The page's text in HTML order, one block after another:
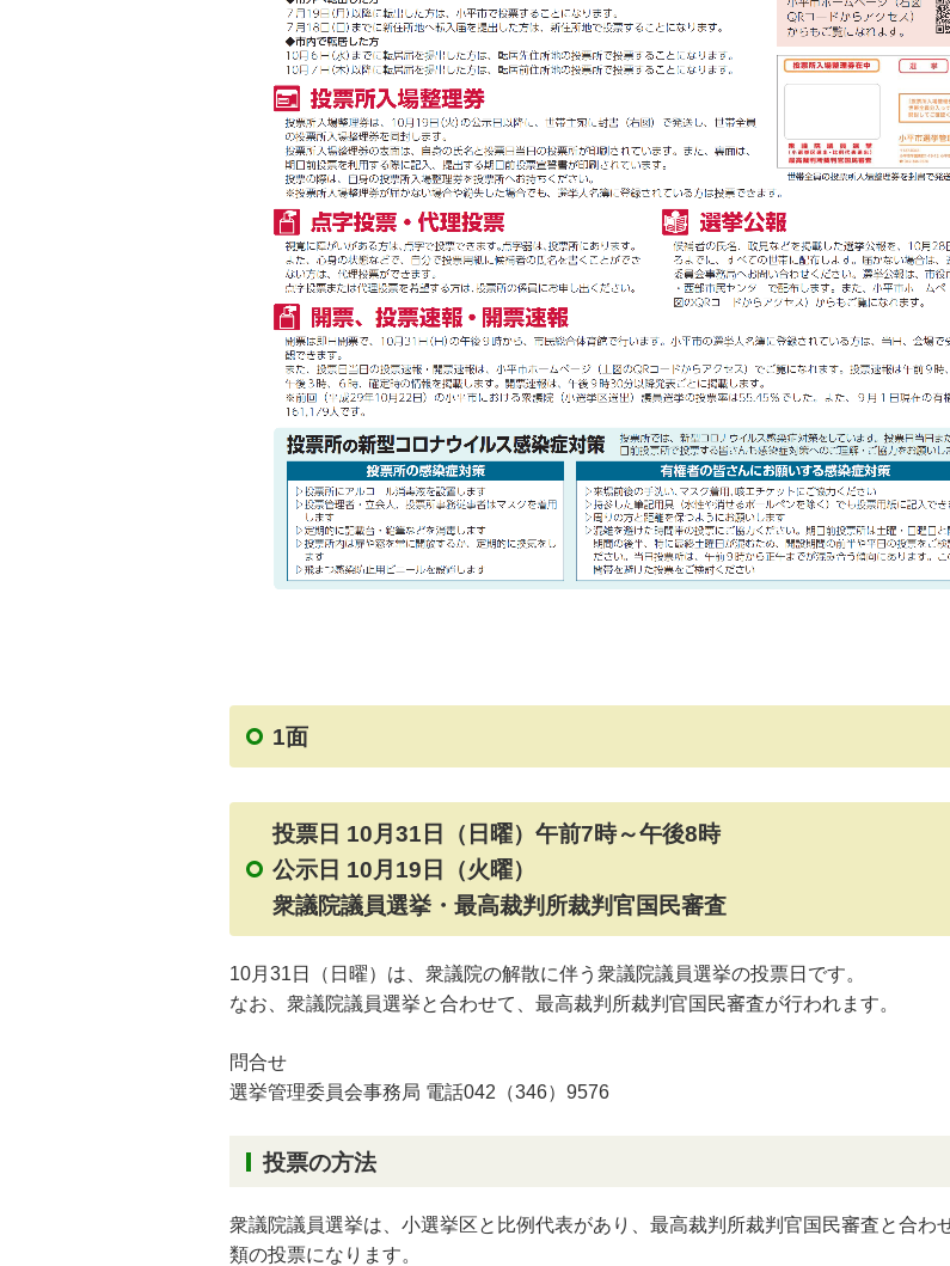
1面
投票日 10月31日（日曜）午前7時～午後8時
公示日 10月19日（火曜）
衆議院議員選挙・最高裁判所裁判官国民審査
10月31日（日曜）は、衆議院の解散に伴う衆議院議員選挙の投票日です。
なお、衆議院議員選挙と合わせて、最高裁判所裁判官国民審査が行われます。
問合せ
選挙管理委員会事務局 電話042（346）9576
投票の方法
衆議院議員選挙は、小選挙区と比例代表があり、最高裁判所裁判官国民審査と合わ
類の投票になります。